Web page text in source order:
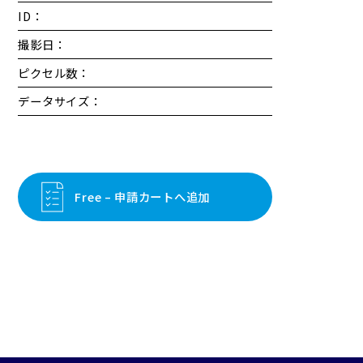
ID：
撮影日：
ピクセル数：
データサイズ：
Free – 申請カートへ追加